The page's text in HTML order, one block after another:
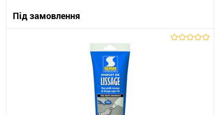
Під замовлення
В корзину